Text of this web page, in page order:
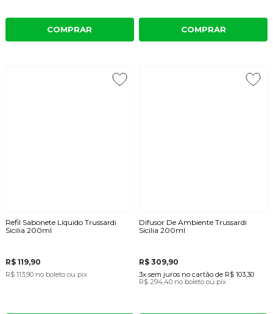
COMPRAR COMPRAR
Refil Sabonete Líquido Trussardi
Sicilia 200ml
R$ 119,90
R$ 113,90 no boleto ou pix
Difusor De Ambiente Trussardi
Sicilia 200ml
R$ 309,90
3x sem juros no cartão de R$ 103,30
R$ 294,40 no boleto ou pix